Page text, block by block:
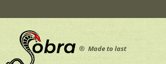
® Made to last